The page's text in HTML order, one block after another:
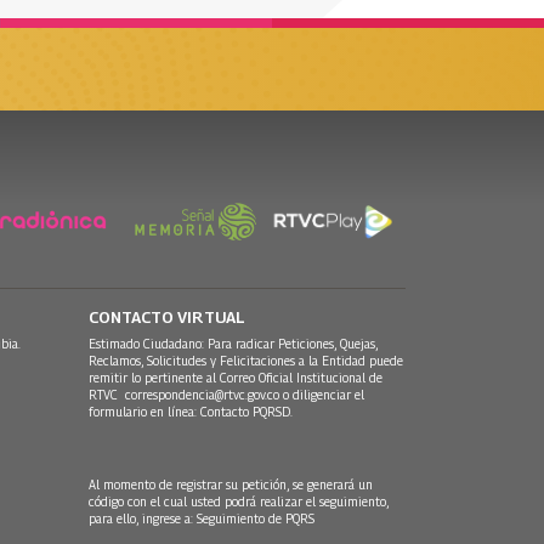
CONTACTO VIRTUAL
Estimado Ciudadano: Para radicar Peticiones, Quejas,
Reclamos, Solicitudes y Felicitaciones a la Entidad puede
remitir lo pertinente al Correo Oficial Institucional de
RTVC correspondencia@rtvc.gov.co o diligenciar el
formulario en línea: Contacto PQRSD.
Al momento de registrar su petición, se generará un
código con el cual usted podrá realizar el seguimiento,
para ello, ingrese a: Seguimiento de PQRS